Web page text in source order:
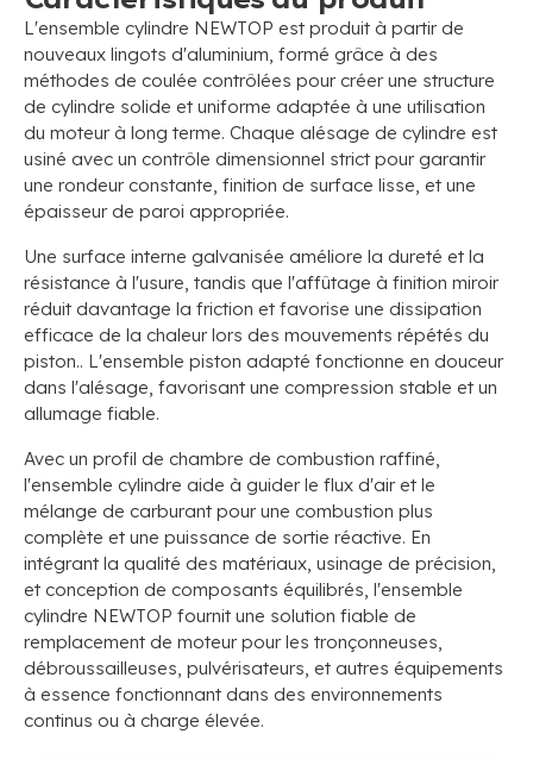
L'ensemble cylindre NEWTOP est produit à partir de
nouveaux lingots d'aluminium, formé grâce à des
méthodes de coulée contrôlées pour créer une structure
de cylindre solide et uniforme adaptée à une utilisation
du moteur à long terme. Chaque alésage de cylindre est
usiné avec un contrôle dimensionnel strict pour garantir
une rondeur constante, finition de surface lisse, et une
épaisseur de paroi appropriée.
Une surface interne galvanisée améliore la dureté et la
résistance à l'usure, tandis que l'affûtage à finition miroir
réduit davantage la friction et favorise une dissipation
efficace de la chaleur lors des mouvements répétés du
piston.. L'ensemble piston adapté fonctionne en douceur
dans l'alésage, favorisant une compression stable et un
allumage fiable.
Avec un profil de chambre de combustion raffiné,
l'ensemble cylindre aide à guider le flux d'air et le
mélange de carburant pour une combustion plus
complète et une puissance de sortie réactive. En
intégrant la qualité des matériaux, usinage de précision,
et conception de composants équilibrés, l'ensemble
cylindre NEWTOP fournit une solution fiable de
remplacement de moteur pour les tronçonneuses,
débroussailleuses, pulvérisateurs, et autres équipements
à essence fonctionnant dans des environnements
continus ou à charge élevée.